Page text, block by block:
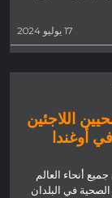
17 يوليو 2024
اللاجئين
أوغندا
أنحاء العالم
في البلدان